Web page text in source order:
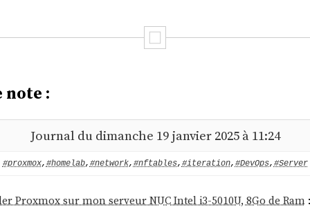
note :
Journal du dimanche 19 janvier 2025 à 11:24
#proxmox, #homelab, #network, #nftables, #iteration, #DevOps, #Server
Proxmox sur mon serveur NUC Intel i3-5010U, 8Go de Ram: